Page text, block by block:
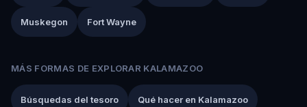
Muskegon Fort Wayne
MÁS FORMAS DE EXPLORAR KALAMAZOO
Búsquedas del tesoro Qué hacer en Kalamazoo